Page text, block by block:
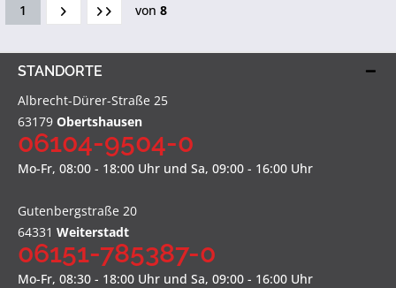
1 von 8
STANDORTE
Albrecht-Dürer-Straße 25
63179 Obertshausen
06104-9504-0
Mo-Fr, 08:00 - 18:00 Uhr und Sa, 09:00 - 16:00 Uhr
Gutenbergstraße 20
64331 Weiterstadt
06151-785387-0
Mo-Fr, 08:30 - 18:00 Uhr und Sa, 09:00 - 16:00 Uhr